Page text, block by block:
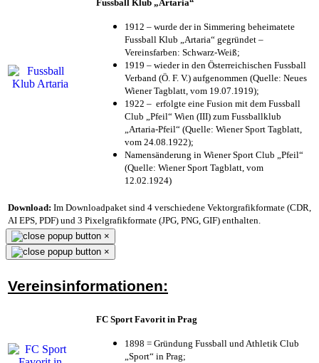
Fussball Klub „Artaria“
1912 – wurde der in Simmering beheimatete
Fussball Klub „Artaria“ gegründet –
Vereinsfarben: Schwarz-Weiß;
1919 – wieder in den Österreichischen Fussball
Verband (Ö. F. V.) aufgenommen (Quelle: Neues
Wiener Tagblatt, vom 19.07.1919);
1922 – erfolgte eine Fusion mit dem Fussball
Club „Pfeil“ Wien (III) zum Fussballklub
„Artaria-Pfeil“ (Quelle: Wiener Sport Tagblatt,
vom 24.08.1922);
Namensänderung in Wiener Sport Club „Pfeil“
(Quelle: Wiener Sport Tagblatt, vom
12.02.1924)
Download: Im Downloadpaket sind 4 verschiedene Vektorgrafikformate (CDR,
AI EPS, PDF) und 3 Pixelgrafikformate (JPG, PNG, GIF) enthalten.
×
×
Vereinsinformationen:
FC Sport Favorit in Prag
1898 = Gründung Fussball und Athletik Club
„Sport“ in Prag;